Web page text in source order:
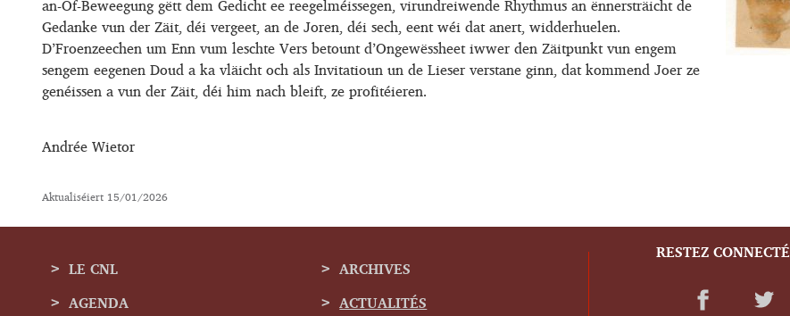
Gedanke vun der Zäit, déi vergeet, an de Joren, déi sech, eent wéi dat anert, widderhuelen.
D’Froenzeechen um Enn vum leschte Vers betount d’Ongewëssheet iwwer den Zäitpunkt vun engem
sengem eegenen Doud a ka vläicht och als Invitatioun un de Lieser verstane ginn, dat kommend Joer ze
genéissen a vun der Zäit, déi him nach bleift, ze profitéieren.
Andrée Wietor
Aktualiséiert 15/01/2026
LE CNL
ARCHIVES
AGENDA
ACTUALITÉS
RESTEZ CONNECTÉ